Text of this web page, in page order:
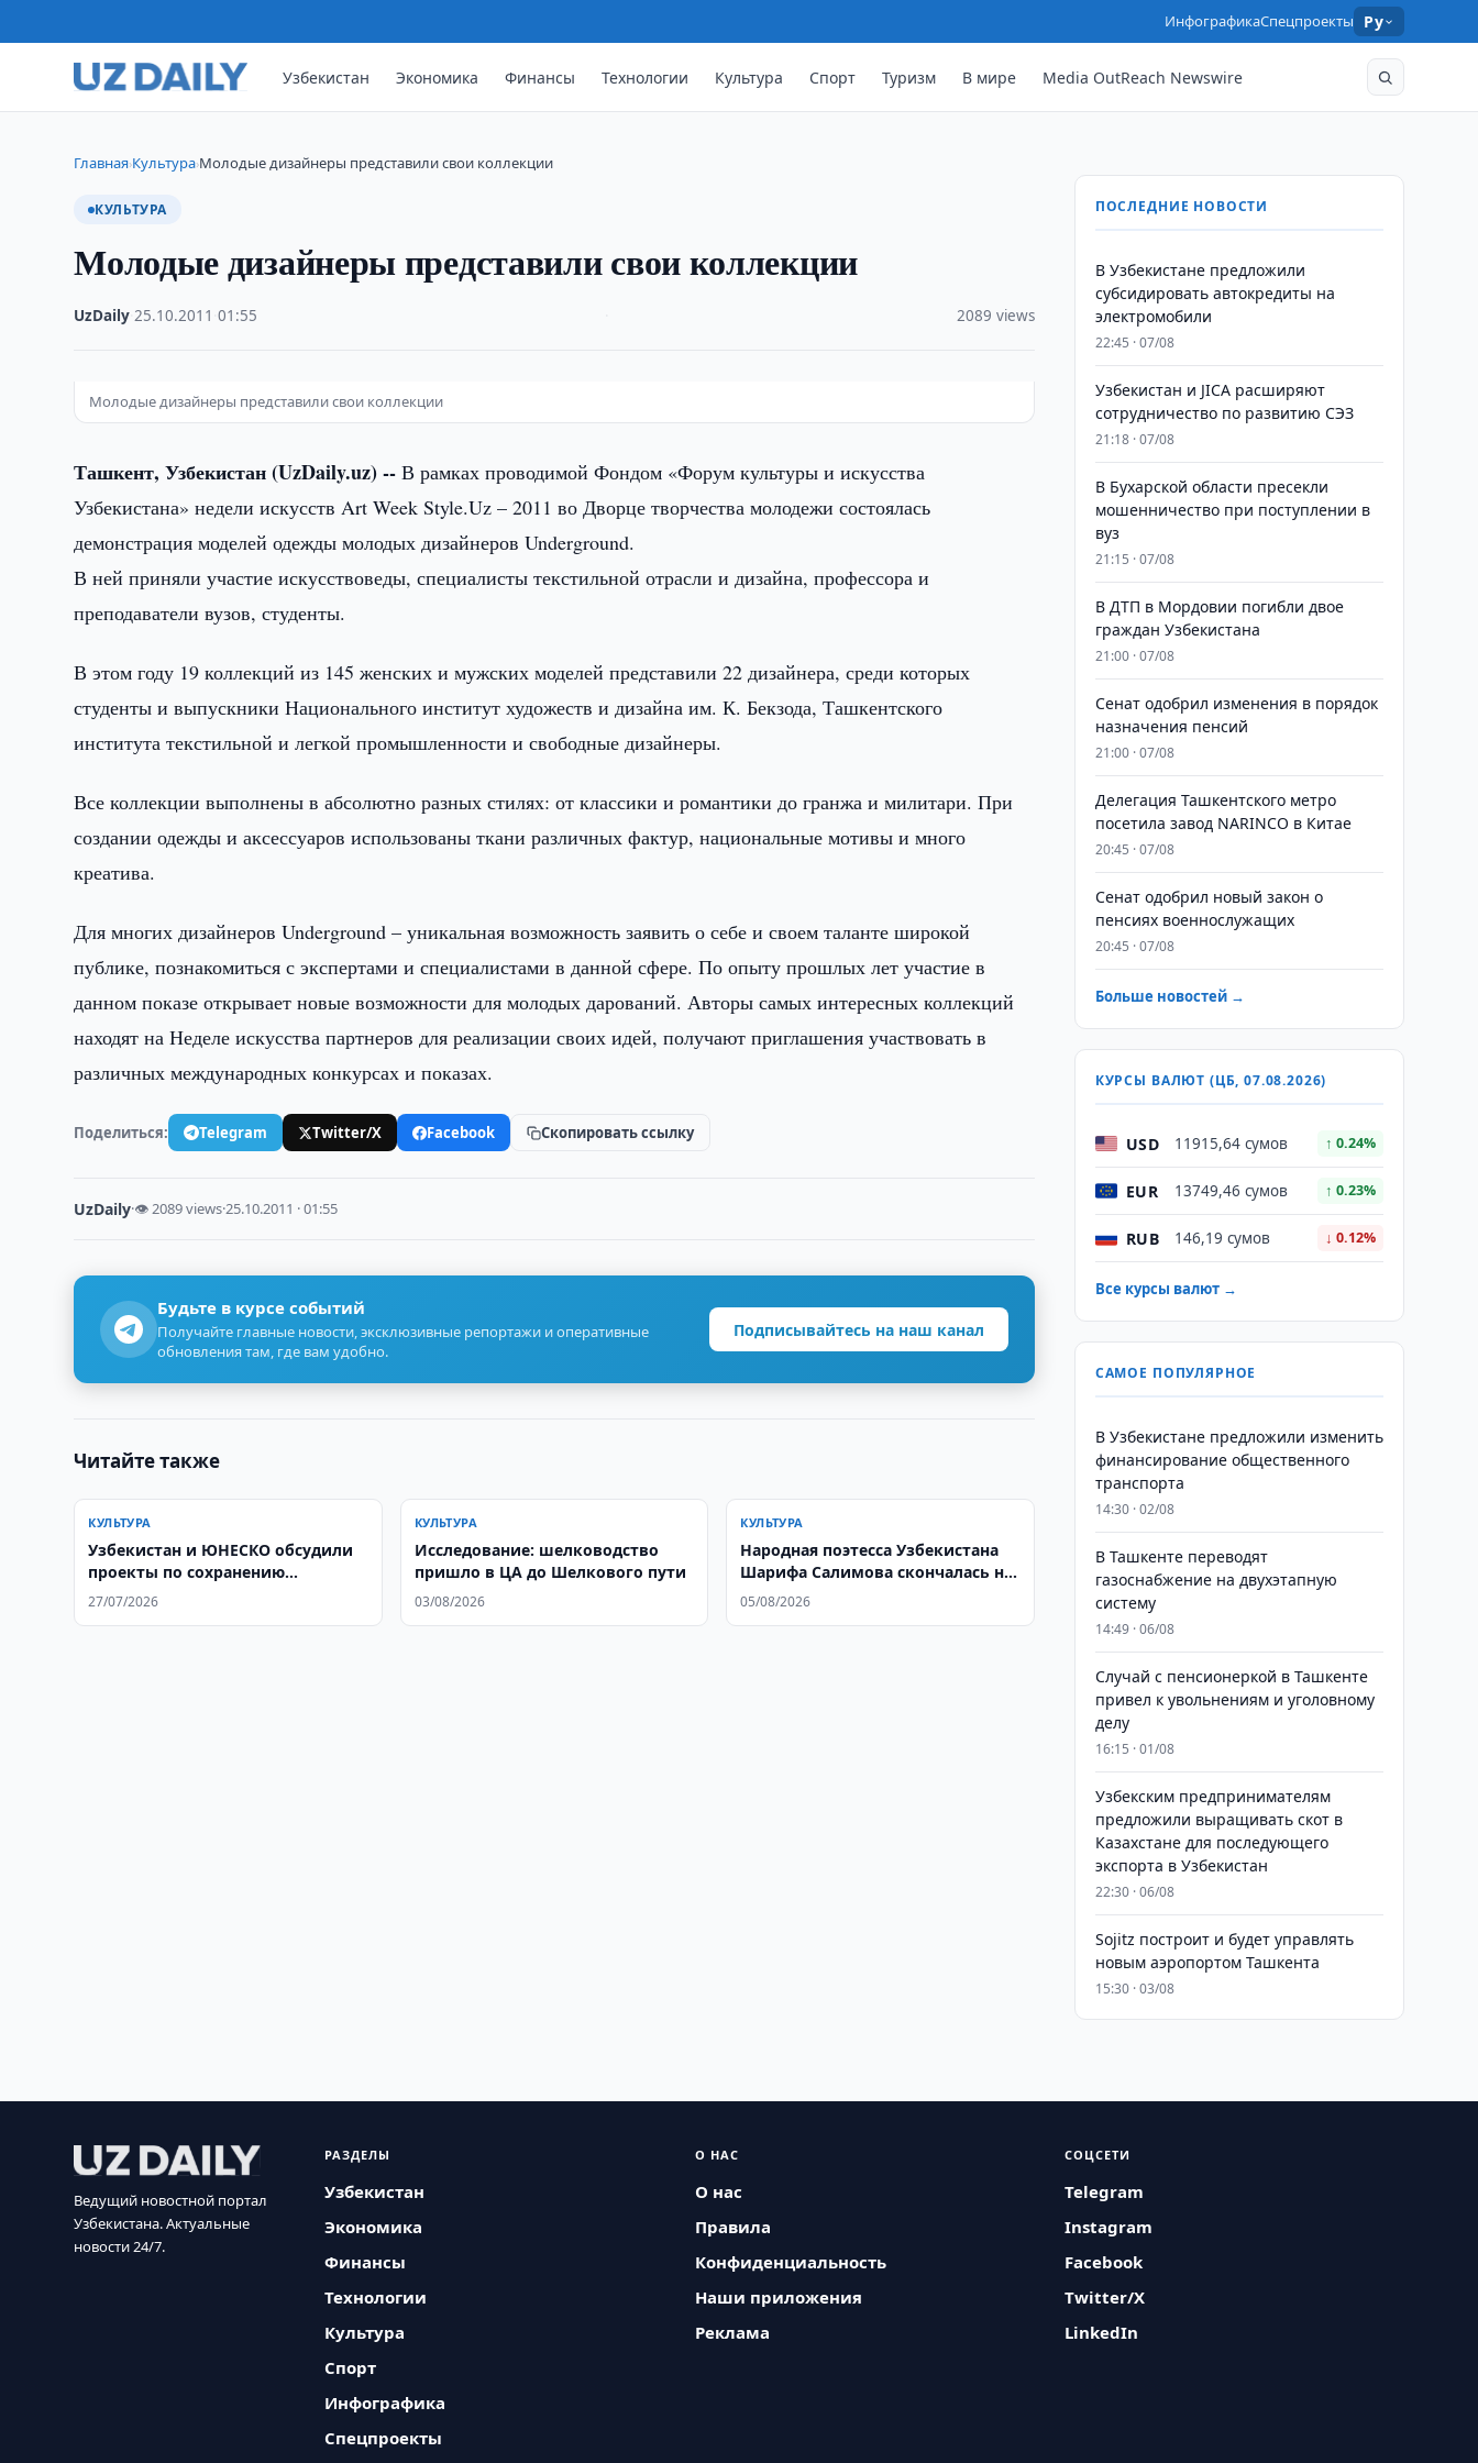
ИнфографикаСпецпроекты Ру
Узбекистан Экономика Финансы Технологии Культура Спорт Туризм В мире Media OutReach Newswire
Главная›Культура›Молодые дизайнеры представили свои коллекции
КУЛЬТУРА
Молодые дизайнеры представили свои коллекции
UzDaily ·25.10.2011 ·01:55 2089 views
Молодые дизайнеры представили свои коллекции
Ташкент, Узбекистан (UzDaily.uz) -- В рамках проводимой Фондом «Форум культуры и искусства
Узбекистана» недели искусств Art Week Style.Uz – 2011 во Дворце творчества молодежи состоялась
демонстрация моделей одежды молодых дизайнеров Underground.
В ней приняли участие искусствоведы, специалисты текстильной отрасли и дизайна, профессора и
преподаватели вузов, студенты.
В этом году 19 коллекций из 145 женских и мужских моделей представили 22 дизайнера, среди которых
студенты и выпускники Национального институт художеств и дизайна им. К. Бекзода, Ташкентского
института текстильной и легкой промышленности и свободные дизайнеры.
Все коллекции выполнены в абсолютно разных стилях: от классики и романтики до гранжа и милитари. При
создании одежды и аксессуаров использованы ткани различных фактур, национальные мотивы и много
креатива.
Для многих дизайнеров Underground – уникальная возможность заявить о себе и своем таланте широкой
публике, познакомиться с экспертами и специалистами в данной сфере. По опыту прошлых лет участие в
данном показе открывает новые возможности для молодых дарований. Авторы самых интересных коллекций
находят на Неделе искусства партнеров для реализации своих идей, получают приглашения участвовать в
различных международных конкурсах и показах.
Поделиться: Telegram Twitter/X Facebook Скопировать ссылку
UzDaily·👁 2089 views·25.10.2011 · 01:55
Будьте в курсе событий
Получайте главные новости, эксклюзивные репортажи и оперативные
обновления там, где вам удобно.
Подписывайтесь на наш канал
Читайте также
КУЛЬТУРА
Узбекистан и ЮНЕСКО обсудили
проекты по сохранению
культурного наследия
27/07/2026
КУЛЬТУРА
Исследование: шелководство
пришло в ЦА до Шелкового пути
03/08/2026
КУЛЬТУРА
Народная поэтесса Узбекистана
Шарифа Салимова скончалась на
75-м году жизни
05/08/2026
ПОСЛЕДНИЕ НОВОСТИ
В Узбекистане предложили
субсидировать автокредиты на
электромобили
22:45 · 07/08
Узбекистан и JICA расширяют
сотрудничество по развитию СЭЗ
21:18 · 07/08
В Бухарской области пресекли
мошенничество при поступлении в
вуз
21:15 · 07/08
В ДТП в Мордовии погибли двое
граждан Узбекистана
21:00 · 07/08
Сенат одобрил изменения в порядок
назначения пенсий
21:00 · 07/08
Делегация Ташкентского метро
посетила завод NARINCO в Китае
20:45 · 07/08
Сенат одобрил новый закон о
пенсиях военнослужащих
20:45 · 07/08
Больше новостей →
КУРСЫ ВАЛЮТ (ЦБ, 07.08.2026)
USD 11915,64 сумов ↑ 0.24%
EUR 13749,46 сумов ↑ 0.23%
RUB 146,19 сумов ↓ 0.12%
Все курсы валют →
САМОЕ ПОПУЛЯРНОЕ
В Узбекистане предложили изменить
финансирование общественного
транспорта
14:30 · 02/08
В Ташкенте переводят
газоснабжение на двухэтапную
систему
14:49 · 06/08
Случай с пенсионеркой в Ташкенте
привел к увольнениям и уголовному
делу
16:15 · 01/08
Узбекским предпринимателям
предложили выращивать скот в
Казахстане для последующего
экспорта в Узбекистан
22:30 · 06/08
Sojitz построит и будет управлять
новым аэропортом Ташкента
15:30 · 03/08
Ведущий новостной портал
Узбекистана. Актуальные
новости 24/7.
РАЗДЕЛЫ
Узбекистан
Экономика
Финансы
Технологии
Культура
Спорт
Инфографика
Спецпроекты
О НАС
О нас
Правила
Конфиденциальность
Наши приложения
Реклама
СОЦСЕТИ
Telegram
Instagram
Facebook
Twitter/X
LinkedIn